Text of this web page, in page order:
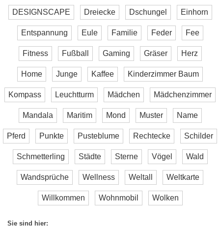
DESIGNSCAPE Dreiecke Dschungel Einhorn
Entspannung Eule Familie Feder Fee
Fitness Fußball Gaming Gräser Herz
Home Junge Kaffee Kinderzimmer Baum
Kompass Leuchtturm Mädchen Mädchenzimmer
Mandala Maritim Mond Muster Name
Pferd Punkte Pusteblume Rechtecke Schilder
Schmetterling Städte Sterne Vögel Wald
Wandsprüche Wellness Weltall Weltkarte
Willkommen Wohnmobil Wolken